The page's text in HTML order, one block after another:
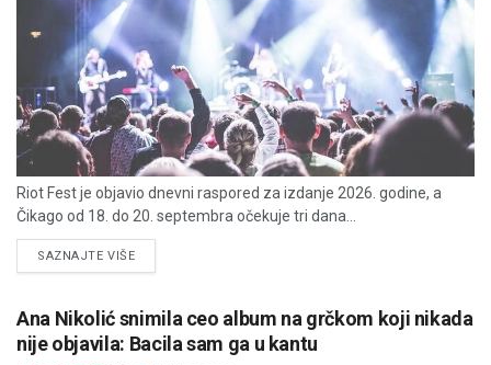
Riot Fest je objavio dnevni raspored za izdanje 2026. godine, a
Čikago od 18. do 20. septembra očekuje tri dana...
SAZNAJTE VIŠEDETAILS
Ana Nikolić snimila ceo album na grčkom koji nikada
nije objavila: Bacila sam ga u kantu